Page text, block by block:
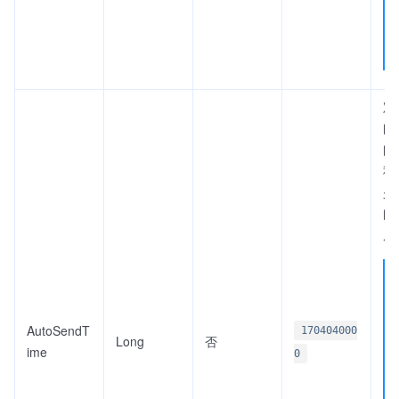
AutoSendT
ime
Long 否
170404000
0
秒
后